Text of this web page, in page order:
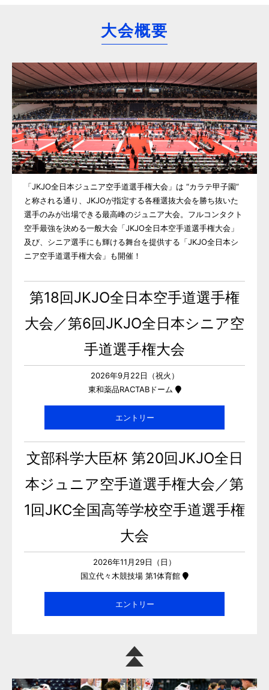
大会概要
「JKJO全日本ジュニア空手道選手権大会」は “カラテ甲子園”
と称される通り、JKJOが指定する各種選抜大会を勝ち抜いた
選手のみが出場できる最高峰のジュニア大会。フルコンタクト
空手最強を決める一般大会「JKJO全日本空手道選手権大会」
及び、シニア選手にも輝ける舞台を提供する「JKJO全日本シ
ニア空手道選手権大会」も開催！
第18回JKJO全日本空手道選手権
大会／第6回JKJO全日本シニア空
手道選手権大会
2026年9月22日（祝火）
東和薬品RACTABドーム
エントリー
文部科学大臣杯 第20回JKJO全日
本ジュニア空手道選手権大会／第
1回JKC全国高等学校空手道選手権
大会
2026年11月29日（日）
国立代々木競技場 第1体育館
エントリー